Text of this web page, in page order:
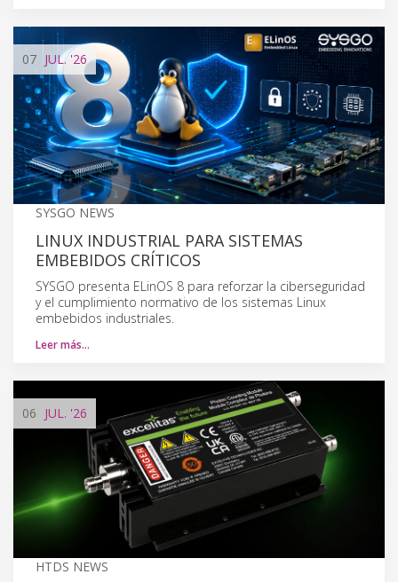
07 JUL. '26
SYSGO NEWS
LINUX INDUSTRIAL PARA SISTEMAS
EMBEBIDOS CRÍTICOS
SYSGO presenta ELinOS 8 para reforzar la ciberseguridad
y el cumplimiento normativo de los sistemas Linux
embebidos industriales.
Leer más…
06 JUL. '26
HTDS NEWS